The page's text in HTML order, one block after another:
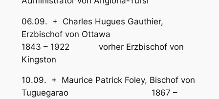
06.09. + Charles Hugues Gauthier,
Erzbischof von Ottawa
1843 – 1922 vorher Erzbischof von
Kingston
10.09. + Maurice Patrick Foley, Bischof von
Tuguegarao 1867 –